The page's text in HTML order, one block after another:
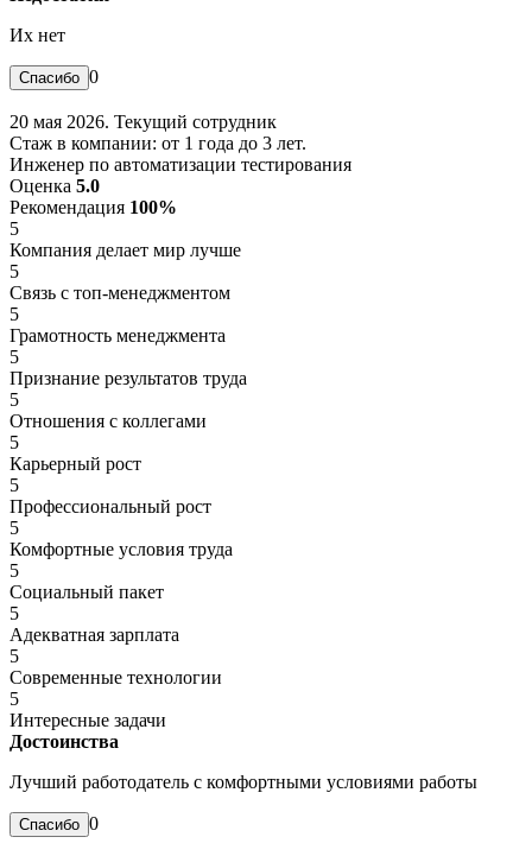
Их нет
0
20 мая 2026. Текущий сотрудник
Стаж в компании: от 1 года до 3 лет.
Инженер по автоматизации тестирования
Оценка 5.0
Рекомендация 100%
5
Компания делает мир лучше
5
Связь с топ-менеджментом
5
Грамотность менеджмента
5
Признание результатов труда
5
Отношения с коллегами
5
Карьерный рост
5
Профессиональный рост
5
Комфортные условия труда
5
Социальный пакет
5
Адекватная зарплата
5
Современные технологии
5
Интересные задачи
Достоинства
Лучший работодатель с комфортными условиями работы
0